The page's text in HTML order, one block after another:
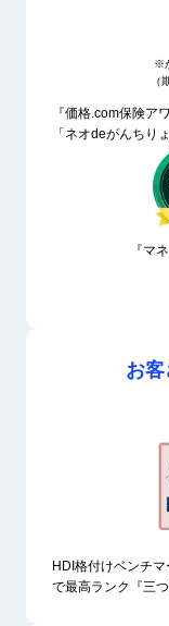
『価格.com保険ア
「ネオdeがんちり
『マ
お
HDI格付けベンチ
で最高ランク『三